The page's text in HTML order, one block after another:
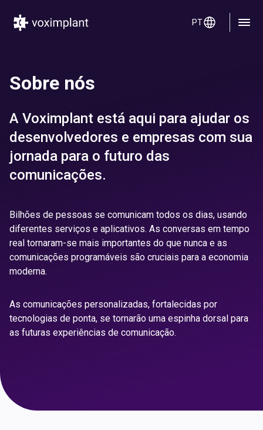
PT
Sobre nós
A Voximplant está aqui para ajudar os
desenvolvedores e empresas com sua
jornada para o futuro das
comunicações.
Bilhões de pessoas se comunicam todos os dias, usando
diferentes serviços e aplicativos. As conversas em tempo
real tornaram-se mais importantes do que nunca e as
comunicações programáveis são cruciais para a economia
moderna.
As comunicações personalizadas, fortalecidas por
tecnologias de ponta, se tornarão uma espinha dorsal para
as futuras experiências de comunicação.